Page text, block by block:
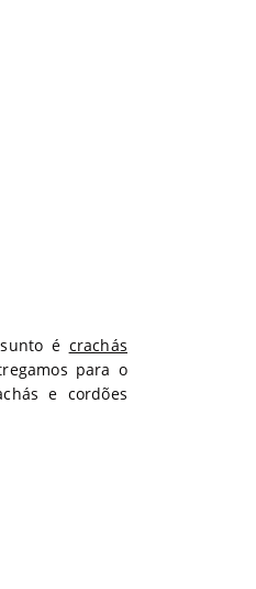
é crachás
para o
e cordões